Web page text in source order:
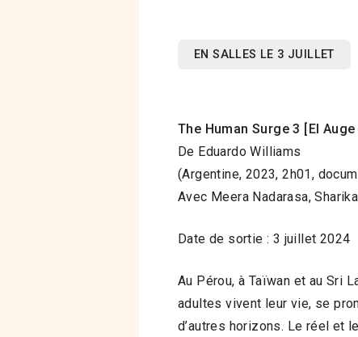
EN SALLES LE 3 JUILLET
The Human Surge 3 [El Auge
De Eduardo Williams
(Argentine, 2023, 2h01,
Avec Meera Nadarasa,
Date de sortie : 3 juillet 2024
Au Pérou, à Taïwan et au Sri
adultes vivent leur vie, se
d’autres horizons. Le réel et